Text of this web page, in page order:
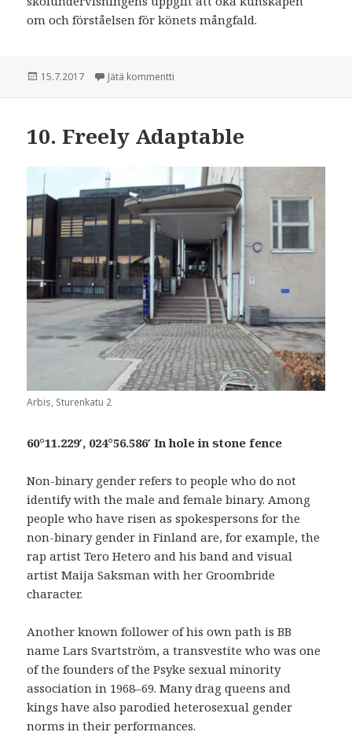
om och förståelsen för könets mångfald.
Julkaistu
15.7.2017 Jätä kommentti
10. Freely Adaptable
Arbis, Sturenkatu 2
60°11.229′, 024°56.586′ In hole in stone fence
Non-binary gender refers to people who do not
identify with the male and female binary. Among
people who have risen as spokespersons for the
non-binary gender in Finland are, for example, the
rap artist Tero Hetero and his band and visual
artist Maija Saksman with her Groombride
character.
Another known follower of his own path is BB
name Lars Svartström, a transvestite who was one
of the founders of the Psyke sexual minority
association in 1968–69. Many drag queens and
kings have also parodied heterosexual gender
norms in their performances.